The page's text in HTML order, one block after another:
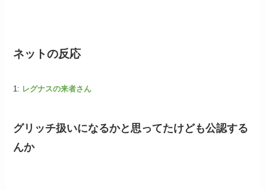
ネットの反応
1: レグナスの来者さん
グリッチ扱いになるかと思ってたけども公認する
んか